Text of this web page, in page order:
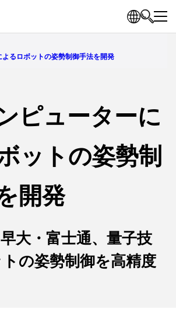
るロボットの姿勢制御手法を開発
ピューターに
ットの姿勢制
開発
大・富士通、量子技
の姿勢制御を高精度